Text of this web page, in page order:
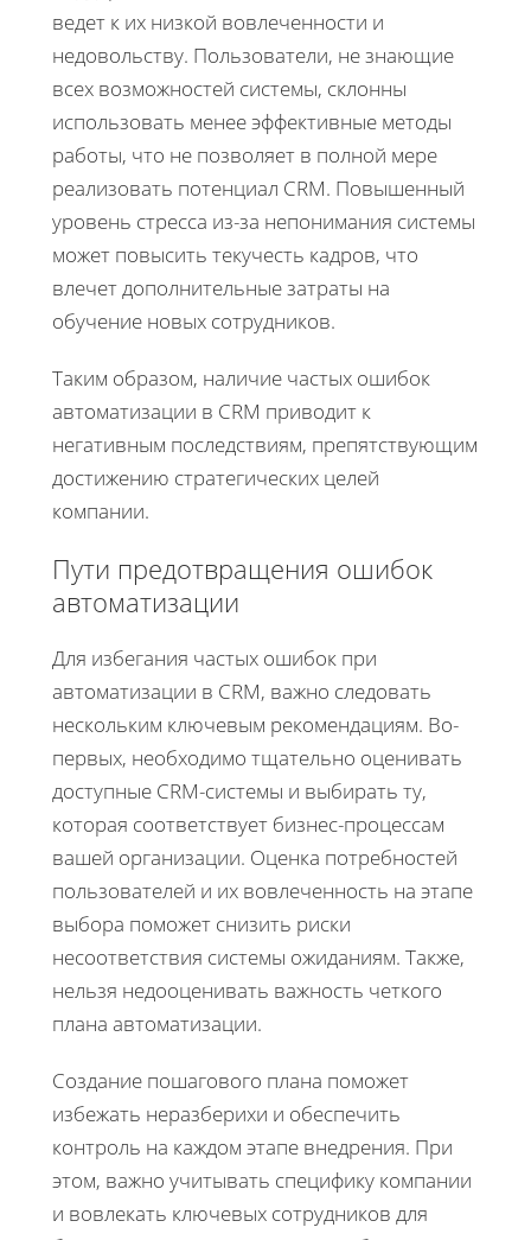
ведет к их низкой вовлеченности и
недовольству. Пользователи, не знающие
всех возможностей системы, склонны
использовать менее эффективные методы
работы, что не позволяет в полной мере
реализовать потенциал CRM. Повышенный
уровень стресса из-за непонимания системы
может повысить текучесть кадров, что
влечет дополнительные затраты на
обучение новых сотрудников.
Таким образом, наличие частых ошибок
автоматизации в CRM приводит к
негативным последствиям, препятствующим
достижению стратегических целей
компании.
Пути предотвращения ошибок
автоматизации
Для избегания частых ошибок при
автоматизации в CRM, важно следовать
нескольким ключевым рекомендациям. Во-
первых, необходимо тщательно оценивать
доступные CRM-системы и выбирать ту,
которая соответствует бизнес-процессам
вашей организации. Оценка потребностей
пользователей и их вовлеченность на этапе
выбора поможет снизить риски
несоответствия системы ожиданиям. Также,
нельзя недооценивать важность четкого
плана автоматизации.
Создание пошагового плана поможет
избежать неразберихи и обеспечить
контроль на каждом этапе внедрения. При
этом, важно учитывать специфику компании
и вовлекать ключевых сотрудников для